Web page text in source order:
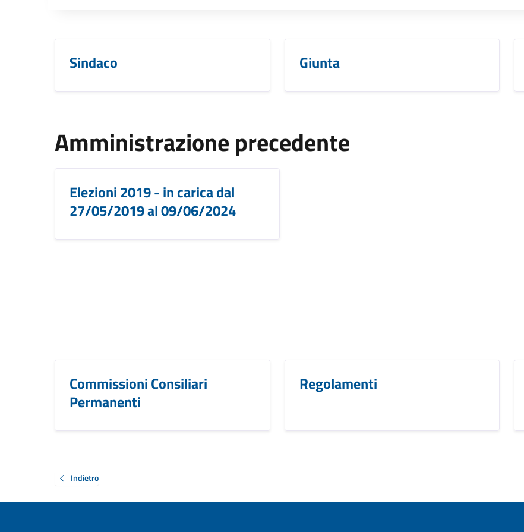
Sindaco Giunta
Amministrazione precedente
Elezioni 2019 - in carica dal
27/05/2019 al 09/06/2024
Commissioni Consiliari
Permanenti
Regolamenti
Indietro